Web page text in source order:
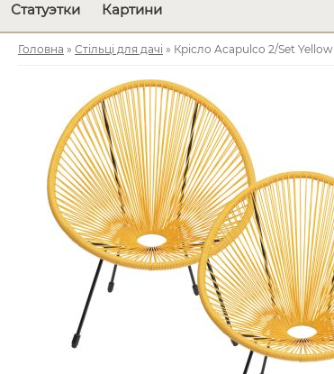
Статуэтки Картини
Головна » Стільці для дачі » Крісло Acapulco 2/Set Yellow